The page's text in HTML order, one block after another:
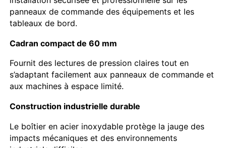
Manomètre qui brille dans le noir
panneaux de commande des équipements et les
tableaux de bord.
Cadran compact de 60 mm
Fournit des lectures de pression claires tout en
s’adaptant facilement aux panneaux de commande et
aux machines à espace limité.
Construction industrielle durable
Le boîtier en acier inoxydable protège la jauge des
impacts mécaniques et des environnements